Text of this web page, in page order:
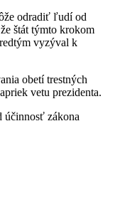
odradiť ľudí od
štát týmto krokom
vyzýval k
obetí trestných
vetu prezidenta.
účinnosť zákona